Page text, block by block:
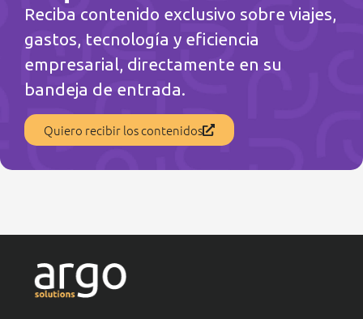
Reciba contenido exclusivo sobre viajes,
gastos, tecnología y eficiencia
empresarial, directamente en su
bandeja de entrada.
Quiero recibir los contenidos